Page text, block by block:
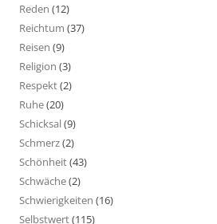
Reden (12)
Reichtum (37)
Reisen (9)
Religion (3)
Respekt(2)
Ruhe(20)
Schicksal(9)
Schmerz(2)
Schönheit(43)
Schwäche(2)
Schwierigkeiten (16)
Selbstwert(115)